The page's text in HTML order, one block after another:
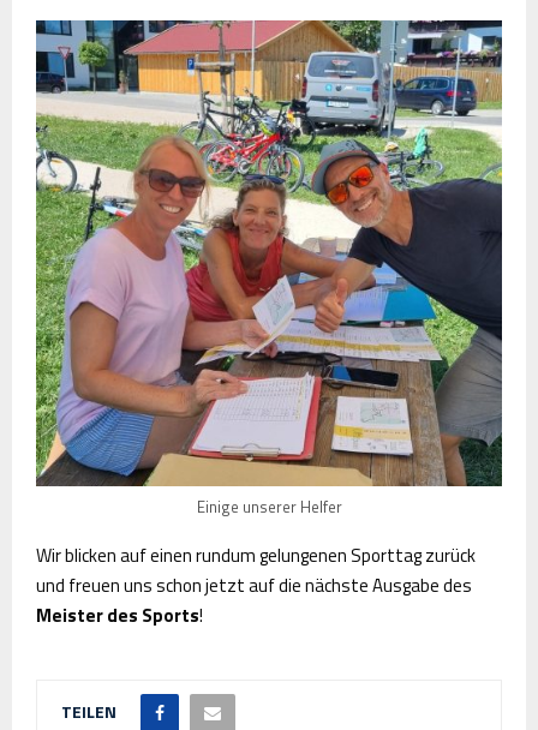
Einige unserer Helfer
Wir blicken auf einen rundum gelungenen Sporttag zurück
und freuen uns schon jetzt auf die nächste Ausgabe des
Meister des Sports!
TEILEN